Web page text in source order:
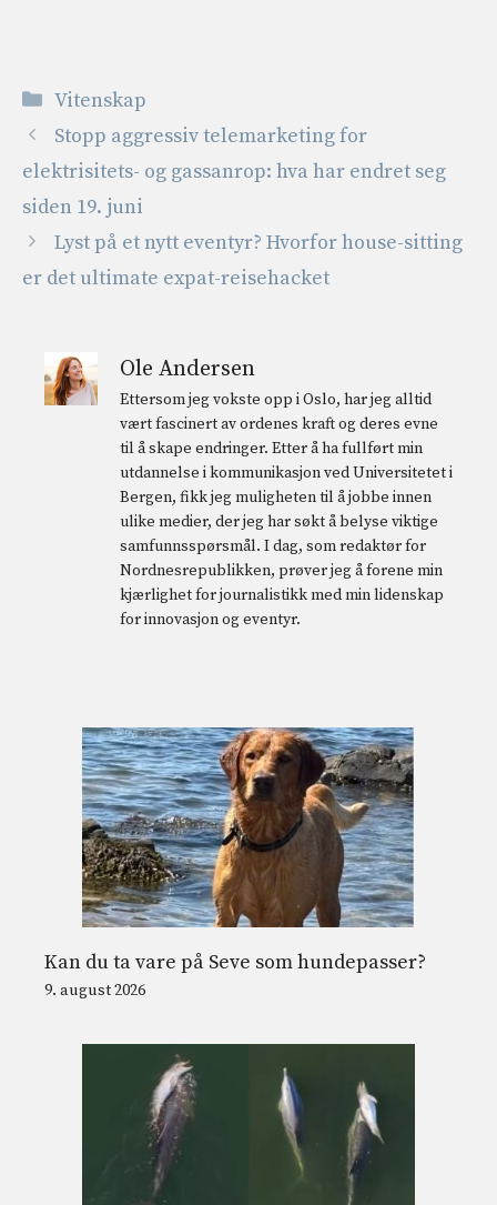
Kategorier
Vitenskap
Stopp aggressiv telemarketing for
elektrisitets- og gassanrop: hva har endret seg
siden 19. juni
Lyst på et nytt eventyr? Hvorfor house-sitting
er det ultimate expat-reisehacket
Ole Andersen
Ettersom jeg vokste opp i Oslo, har jeg alltid
vært fascinert av ordenes kraft og deres evne
til å skape endringer. Etter å ha fullført min
utdannelse i kommunikasjon ved Universitetet i
Bergen, fikk jeg muligheten til å jobbe innen
ulike medier, der jeg har søkt å belyse viktige
samfunnsspørsmål. I dag, som redaktør for
Nordnesrepublikken, prøver jeg å forene min
kjærlighet for journalistikk med min lidenskap
for innovasjon og eventyr.
Kan du ta vare på Seve som hundepasser?
9. august 2026